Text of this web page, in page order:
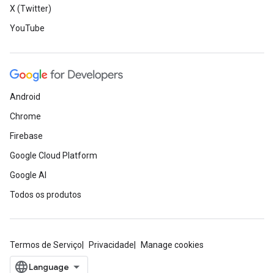
X (Twitter)
YouTube
Android
Chrome
Firebase
Google Cloud Platform
Google AI
Todos os produtos
Termos de Serviço Privacidade Manage cookies